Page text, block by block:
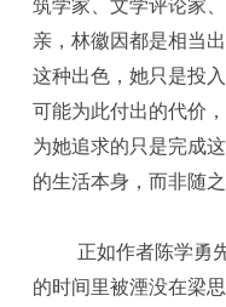
亲，林徽因都是相当
这种出色，她只是投
可能为此付出的代价
为她追求的只是完成
的生活本身，而非随
正如作者陈学勇先
的时间里被湮没在梁